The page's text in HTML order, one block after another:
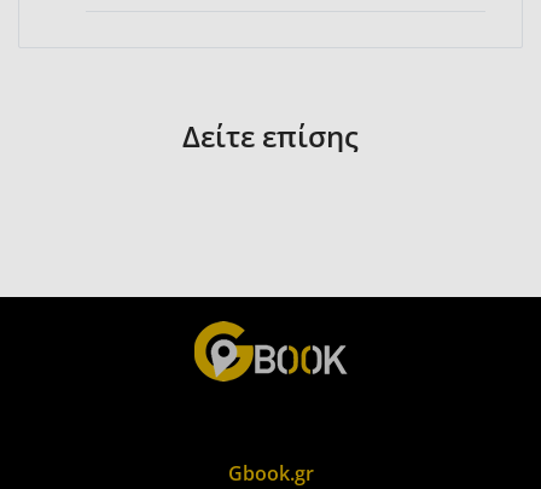
Δείτε επίσης
Gbook.gr